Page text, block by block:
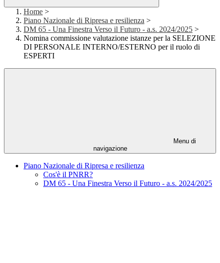
Home >
Piano Nazionale di Ripresa e resilienza >
DM 65 - Una Finestra Verso il Futuro - a.s. 2024/2025 >
Nomina commissione valutazione istanze per la SELEZIONE
DI PERSONALE INTERNO/ESTERNO per il ruolo di
ESPERTI
Menu di
navigazione
Piano Nazionale di Ripresa e resilienza
Cos'è il PNRR?
DM 65 - Una Finestra Verso il Futuro - a.s. 2024/2025